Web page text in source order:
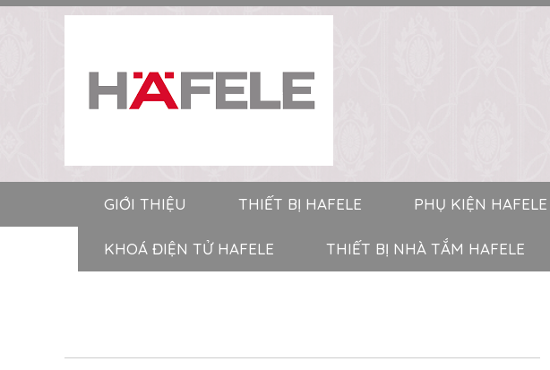
GIỚI THIỆU THIẾT BỊ HAFELE PHỤ KIỆN HAFELE
KHOÁ ĐIỆN TỬ HAFELE THIẾT BỊ NHÀ TẮM HAFELE